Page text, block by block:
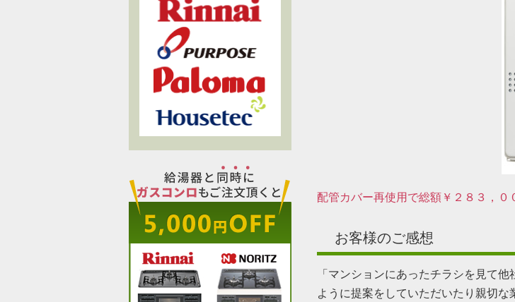
配管カバー再使用で総額￥２８３，０
お客様のご感想
「マンションにあったチラシを見て
ように提案をしていただいたり親切